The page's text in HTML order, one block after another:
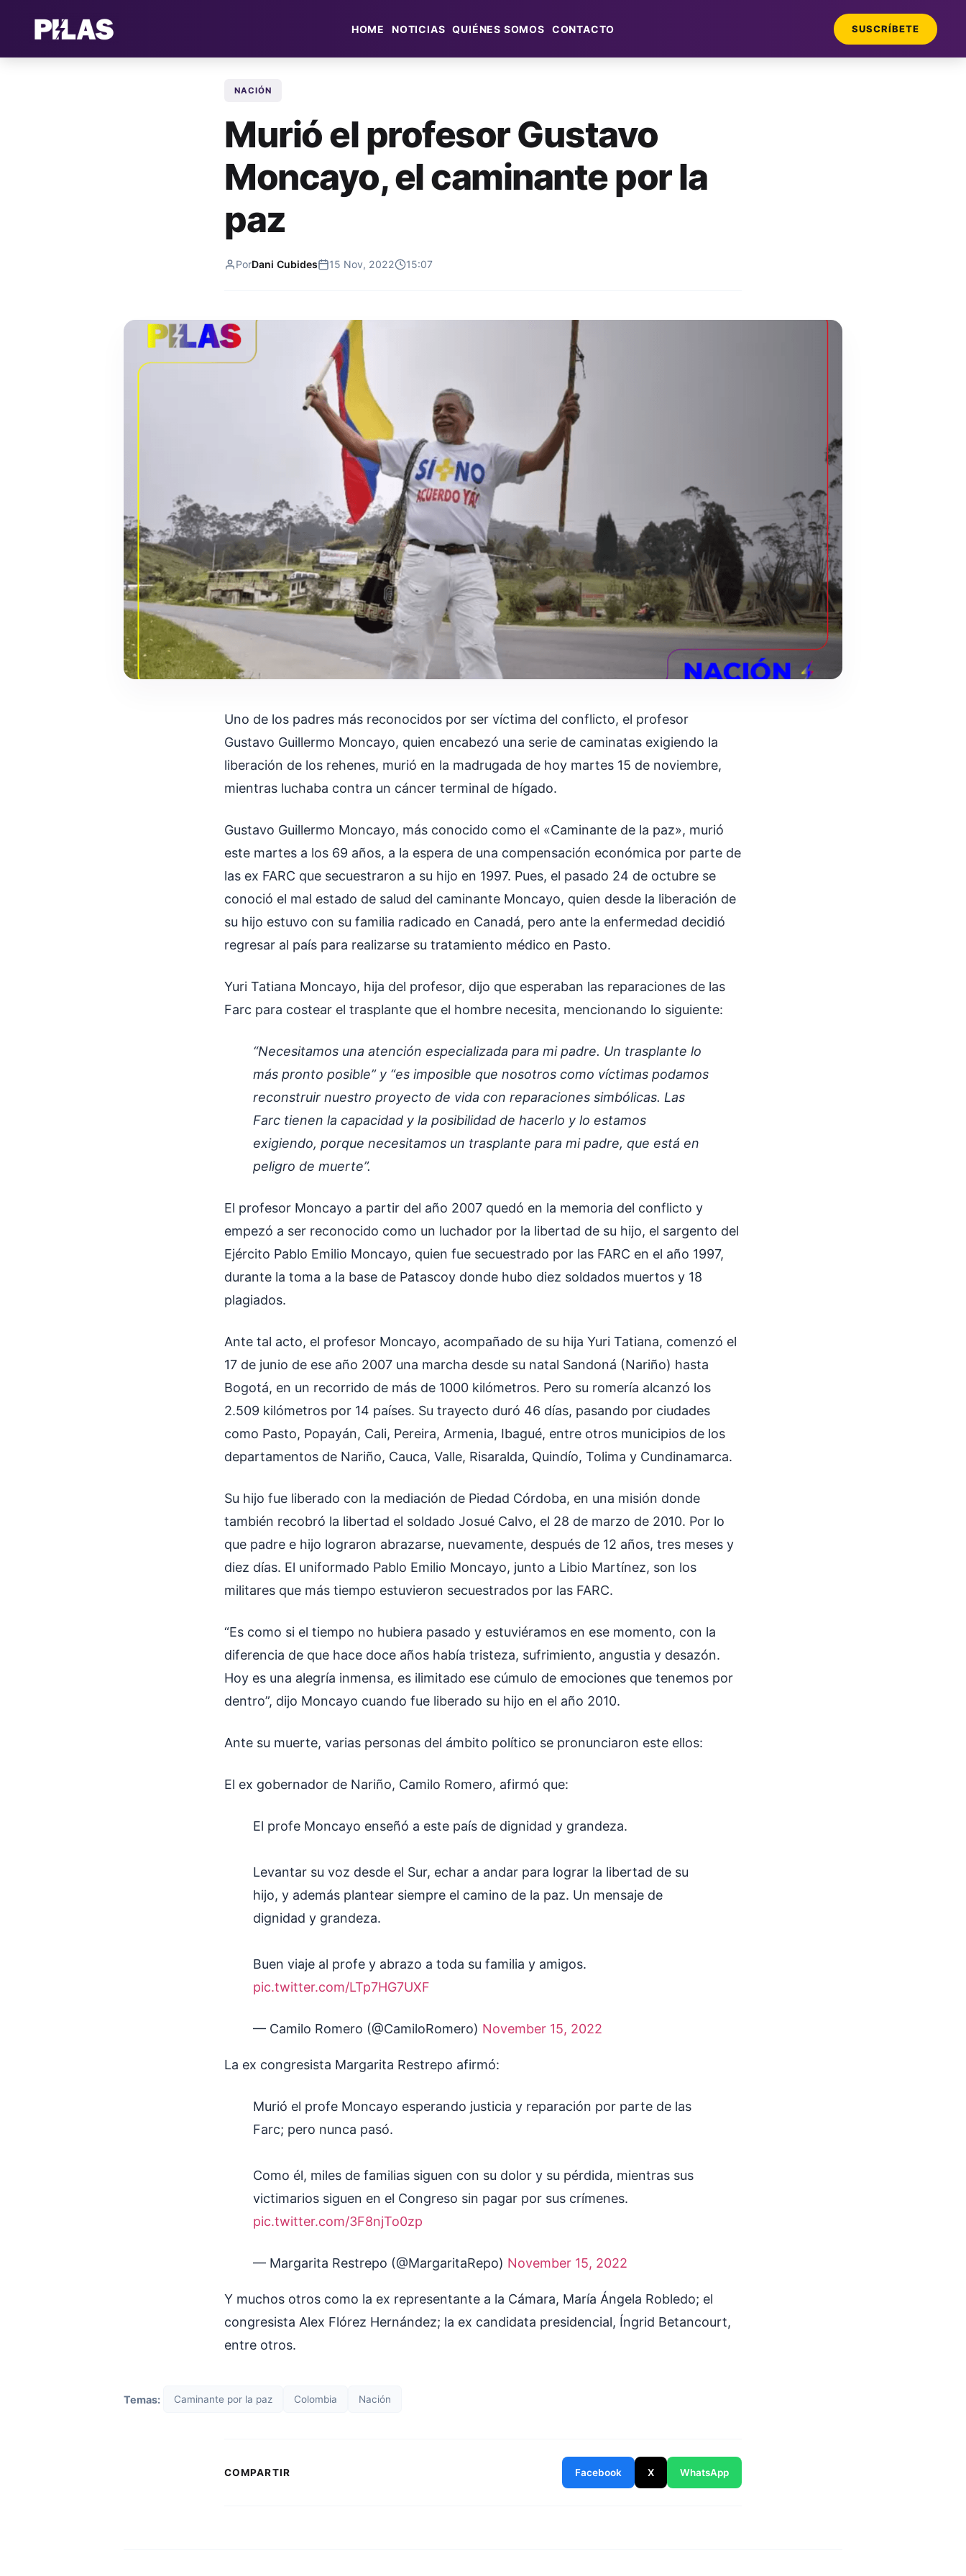
HOME NOTICIAS QUIÉNES SOMOS CONTACTO SUSCRÍBETE
NACIÓN
Murió el profesor Gustavo
Moncayo, el caminante por la
paz
PorDani Cubides 15 Nov, 2022 15:07
Uno de los padres más reconocidos por ser víctima del conflicto, el profesor
Gustavo Guillermo Moncayo, quien encabezó una serie de caminatas exigiendo la
liberación de los rehenes, murió en la madrugada de hoy martes 15 de noviembre,
mientras luchaba contra un cáncer terminal de hígado.
Gustavo Guillermo Moncayo, más conocido como el «Caminante de la paz», murió
este martes a los 69 años, a la espera de una compensación económica por parte de
las ex FARC que secuestraron a su hijo en 1997. Pues, el pasado 24 de octubre se
conoció el mal estado de salud del caminante Moncayo, quien desde la liberación de
su hijo estuvo con su familia radicado en Canadá, pero ante la enfermedad decidió
regresar al país para realizarse su tratamiento médico en Pasto.
Yuri Tatiana Moncayo, hija del profesor, dijo que esperaban las reparaciones de las
Farc para costear el trasplante que el hombre necesita, mencionando lo siguiente:
“Necesitamos una atención especializada para mi padre. Un trasplante lo
más pronto posible” y “es imposible que nosotros como víctimas podamos
reconstruir nuestro proyecto de vida con reparaciones simbólicas. Las
Farc tienen la capacidad y la posibilidad de hacerlo y lo estamos
exigiendo, porque necesitamos un trasplante para mi padre, que está en
peligro de muerte”.
El profesor Moncayo a partir del año 2007 quedó en la memoria del conflicto y
empezó a ser reconocido como un luchador por la libertad de su hijo, el sargento del
Ejército Pablo Emilio Moncayo, quien fue secuestrado por las FARC en el año 1997,
durante la toma a la base de Patascoy donde hubo diez soldados muertos y 18
plagiados.
Ante tal acto, el profesor Moncayo, acompañado de su hija Yuri Tatiana, comenzó el
17 de junio de ese año 2007 una marcha desde su natal Sandoná (Nariño) hasta
Bogotá, en un recorrido de más de 1000 kilómetros. Pero su romería alcanzó los
2.509 kilómetros por 14 países. Su trayecto duró 46 días, pasando por ciudades
como Pasto, Popayán, Cali, Pereira, Armenia, Ibagué, entre otros municipios de los
departamentos de Nariño, Cauca, Valle, Risaralda, Quindío, Tolima y Cundinamarca.
Su hijo fue liberado con la mediación de Piedad Córdoba, en una misión donde
también recobró la libertad el soldado Josué Calvo, el 28 de marzo de 2010. Por lo
que padre e hijo lograron abrazarse, nuevamente, después de 12 años, tres meses y
diez días. El uniformado Pablo Emilio Moncayo, junto a Libio Martínez, son los
militares que más tiempo estuvieron secuestrados por las FARC.
“Es como si el tiempo no hubiera pasado y estuviéramos en ese momento, con la
diferencia de que hace doce años había tristeza, sufrimiento, angustia y desazón.
Hoy es una alegría inmensa, es ilimitado ese cúmulo de emociones que tenemos por
dentro”, dijo Moncayo cuando fue liberado su hijo en el año 2010.
Ante su muerte, varias personas del ámbito político se pronunciaron este ellos:
El ex gobernador de Nariño, Camilo Romero, afirmó que:
El profe Moncayo enseñó a este país de dignidad y grandeza.
Levantar su voz desde el Sur, echar a andar para lograr la libertad de su
hijo, y además plantear siempre el camino de la paz. Un mensaje de
dignidad y grandeza.
Buen viaje al profe y abrazo a toda su familia y amigos.
pic.twitter.com/LTp7HG7UXF
— Camilo Romero (@CamiloRomero) November 15, 2022
La ex congresista Margarita Restrepo afirmó:
Murió el profe Moncayo esperando justicia y reparación por parte de las
Farc; pero nunca pasó.
Como él, miles de familias siguen con su dolor y su pérdida, mientras sus
victimarios siguen en el Congreso sin pagar por sus crímenes.
pic.twitter.com/3F8njTo0zp
— Margarita Restrepo (@MargaritaRepo) November 15, 2022
Y muchos otros como la ex representante a la Cámara, María Ángela Robledo; el
congresista Alex Flórez Hernández; la ex candidata presidencial, Íngrid Betancourt,
entre otros.
Temas: Caminante por la paz Colombia Nación
COMPARTIR Facebook X WhatsApp